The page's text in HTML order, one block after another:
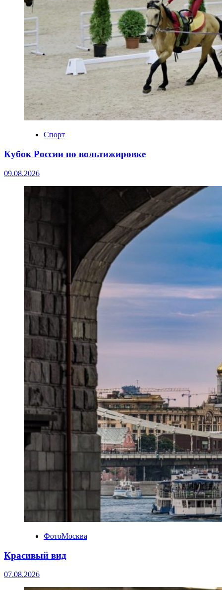
Спорт
Кубок России по вольтижировке
09.08.2026
ФотоМосква
Красивый вид
07.08.2026